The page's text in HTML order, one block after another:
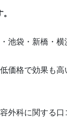
池袋・新橋・
価格で効果も
外科に関する